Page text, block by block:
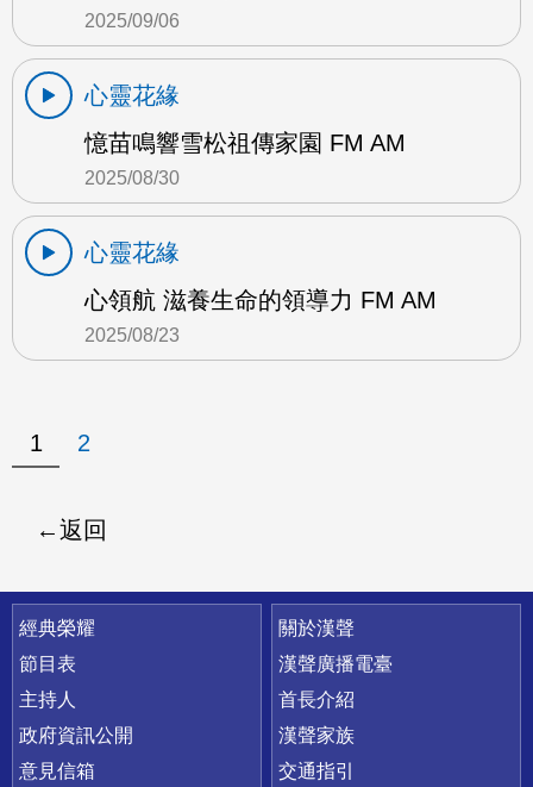
2025/09/06
心靈花緣
憶苗鳴響雪松祖傳家園 FM AM
2025/08/30
心靈花緣
心領航 滋養生命的領導力 FM AM
2025/08/23
1 2
返回
快速連結
經典榮耀
節目表
主持人
政府資訊公開
意見信箱
關於漢聲
漢聲廣播電臺
首長介紹
漢聲家族
交通指引